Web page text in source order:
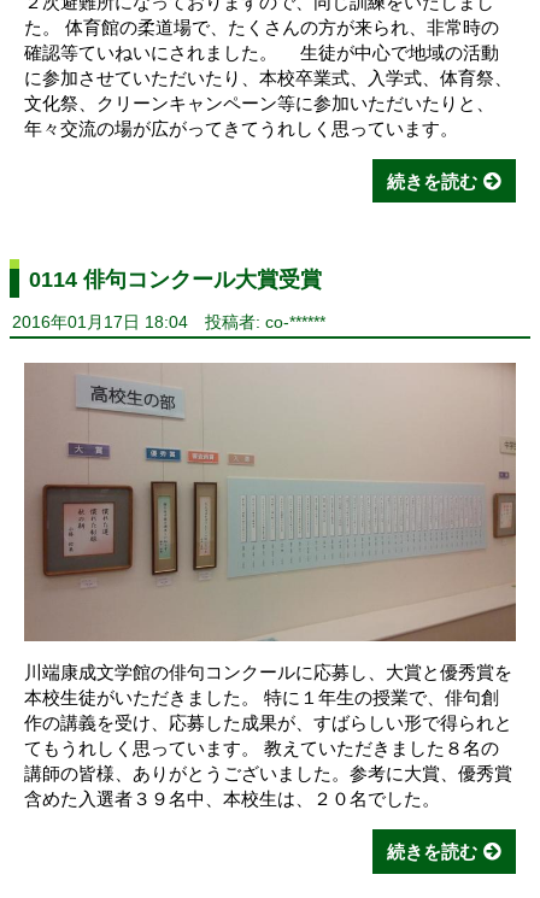
た。 体育館の柔道場で、たくさんの方が来られ、非常時の
確認等ていねいにされました。 生徒が中心で地域の活動
に参加させていただいたり、本校卒業式、入学式、体育祭、
文化祭、クリーンキャンペーン等に参加いただいたりと、
年々交流の場が広がってきてうれしく思っています。
続きを読む
0114 俳句コンクール大賞受賞
2016年01月17日 18:04 投稿者: co-******
川端康成文学館の俳句コンクールに応募し、大賞と優秀賞を
本校生徒がいただきました。 特に１年生の授業で、俳句創
作の講義を受け、応募した成果が、すばらしい形で得られと
てもうれしく思っています。 教えていただきました８名の
講師の皆様、ありがとうございました。参考に大賞、優秀賞
含めた入選者３９名中、本校生は、２０名でした。
続きを読む